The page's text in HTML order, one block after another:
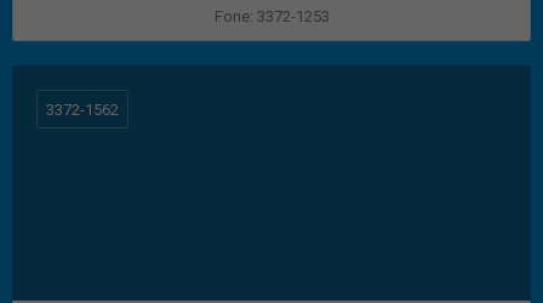
Fone: 3372-1253
3372-1562